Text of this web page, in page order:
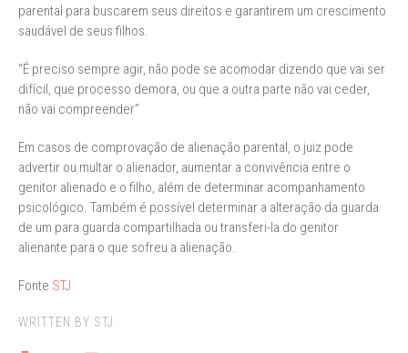
parental para buscarem seus direitos e garantirem um crescimento
saudável de seus filhos.
“É preciso sempre agir, não pode se acomodar dizendo que vai ser
difícil, que processo demora, ou que a outra parte não vai ceder,
não vai compreender”
Em casos de comprovação de alienação parental, o juiz pode
advertir ou multar o alienador, aumentar a convivência entre o
genitor alienado e o filho, além de determinar acompanhamento
psicológico. Também é possível determinar a alteração da guarda
de um para guarda compartilhada ou transferi-la do genitor
alienante para o que sofreu a alienação.
Fonte STJ
WRITTEN BY STJ.